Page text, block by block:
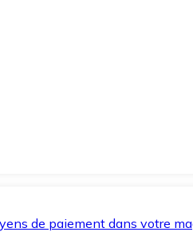
de paiement dans votre